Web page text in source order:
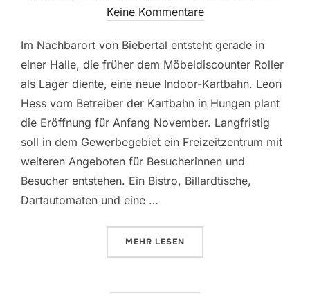
am
Keine Kommentare
Im Nachbarort von Biebertal entsteht gerade in
einer Halle, die früher dem Möbeldiscounter Roller
als Lager diente, eine neue Indoor-Kartbahn. Leon
Hess vom Betreiber der Kartbahn in Hungen plant
die Eröffnung für Anfang November. Langfristig
soll in dem Gewerbegebiet ein Freizeitzentrum mit
weiteren Angeboten für Besucherinnen und
Besucher entstehen. Ein Bistro, Billardtische,
Dartautomaten und eine …
MEHR ÜBER „INDOOR-E-KARTBAHN IN
LESEN